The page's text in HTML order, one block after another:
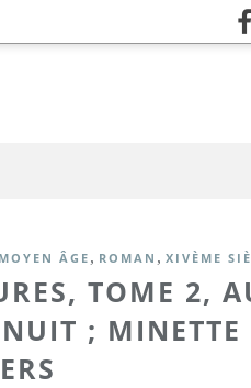
MOYEN ÂGE , ROMAN , XIVÈME
TOME 2,
; MINETTE